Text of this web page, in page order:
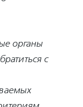
органы
с